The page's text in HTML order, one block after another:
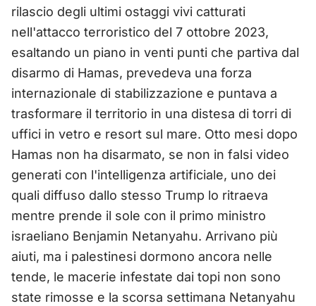
rilascio degli ultimi ostaggi vivi catturati
nell'attacco terroristico del 7 ottobre 2023,
esaltando un piano in venti punti che partiva dal
disarmo di Hamas, prevedeva una forza
internazionale di stabilizzazione e puntava a
trasformare il territorio in una distesa di torri di
uffici in vetro e resort sul mare. Otto mesi dopo
Hamas non ha disarmato, se non in falsi video
generati con l'intelligenza artificiale, uno dei
quali diffuso dallo stesso Trump lo ritraeva
mentre prende il sole con il primo ministro
israeliano Benjamin Netanyahu. Arrivano più
aiuti, ma i palestinesi dormono ancora nelle
tende, le macerie infestate dai topi non sono
state rimosse e la scorsa settimana Netanyahu